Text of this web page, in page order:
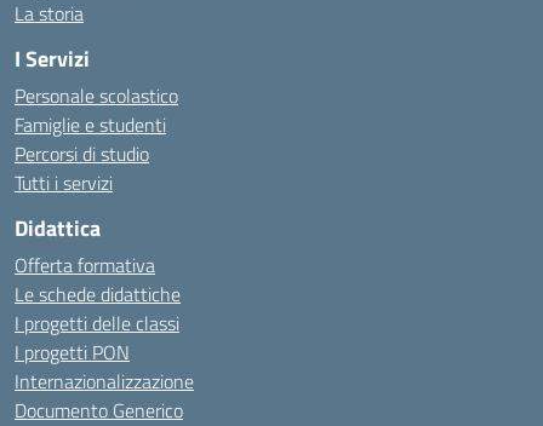
La storia
I Servizi
Personale scolastico
Famiglie e studenti
Percorsi di studio
Tutti i servizi
Didattica
Offerta formativa
Le schede didattiche
I progetti delle classi
I progetti PON
Internazionalizzazione
Documento Generico